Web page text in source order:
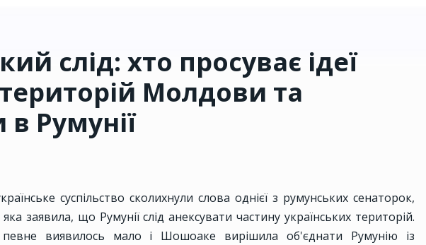
слід: хто просуває ідеї
територій Молдови та
в Румунії
суспільство сколихнули слова однієї з румунських сенаторок,
яка заявила, що Румунії слід анексувати частину українських територій.
виявилось мало і Шошоаке вирішила об'єднати Румунію із